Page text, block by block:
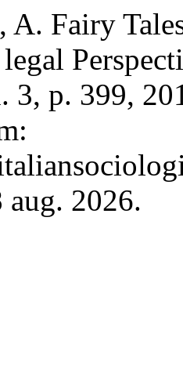
Fairy
3, p. 399,
aug. 2026.